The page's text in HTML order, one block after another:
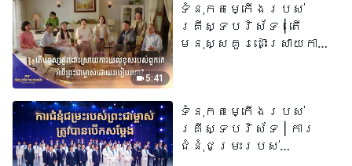
5:41
ទំនុកតម្កើង​របស់​
គ្រីស្ទបរិស័ទ​ | តើ
មនុស្សគួរដោះស្រាយការ
២០២៦
ទំនុកតម្កើង​របស់​
គ្រីស្ទបរិស័ទ | ការ
ជំនុំជម្រះរបស់